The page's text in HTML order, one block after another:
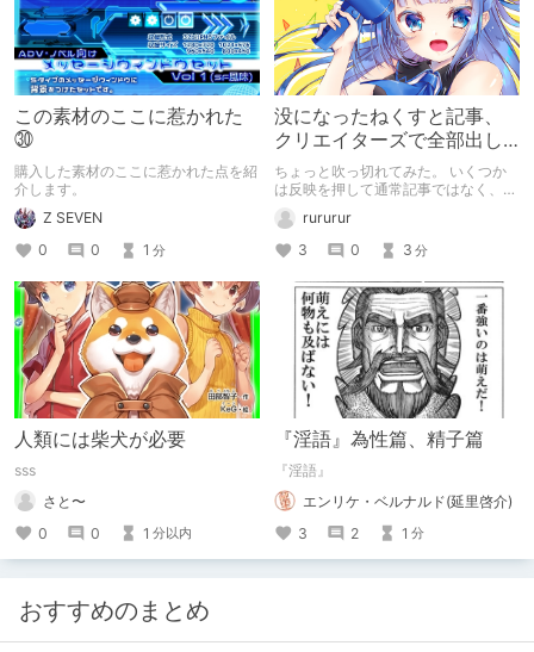
この素材のここに惹かれた
㉚
購入した素材のここに惹かれた点を紹
介します。
Z SEVEN
0
0 1 分
没になったねくすと記事、
クリエイターズで全部出し
てみます。
ちょっと吹っ切れてみた。 いくつか
は反映を押して通常記事ではなく、ク
なと。rururur
3
0 3 分
人類には柴犬が必要
sss
さと〜
0
0 1 分以内
『淫語』為性篇、精子篇
『淫語』
エンリケ・ベルナルド(延里啓介)
3
2 1 分
おすすめのまとめ